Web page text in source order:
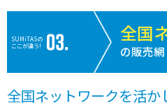
SUMiTASの
ここが違う!
全国
の販売網
全国ネットワークを活か